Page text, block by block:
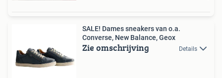
SALE! Dames sneakers van o.a.
Converse, New Balance, Geox
Zie omschrijving Details